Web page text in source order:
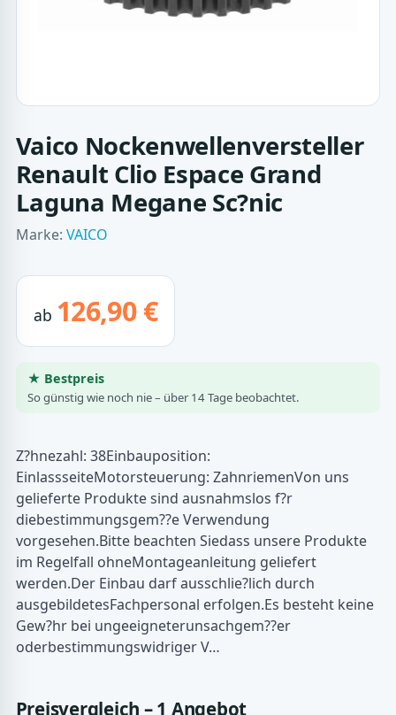
Vaico Nockenwellenversteller
Renault Clio Espace Grand
Laguna Megane Sc?nic
Marke: VAICO
ab 126,90 €
★ Bestpreis
So günstig wie noch nie – über 14 Tage beobachtet.
Z?hnezahl: 38Einbauposition:
EinlassseiteMotorsteuerung: ZahnriemenVon uns
gelieferte Produkte sind ausnahmslos f?r
diebestimmungsgem??e Verwendung
vorgesehen.Bitte beachten Siedass unsere Produkte
im Regelfall ohneMontageanleitung geliefert
werden.Der Einbau darf ausschlie?lich durch
ausgebildetesFachpersonal erfolgen.Es besteht keine
Gew?hr bei ungeeigneterunsachgem??er
oderbestimmungswidriger V…
Preisvergleich – 1 Angebot